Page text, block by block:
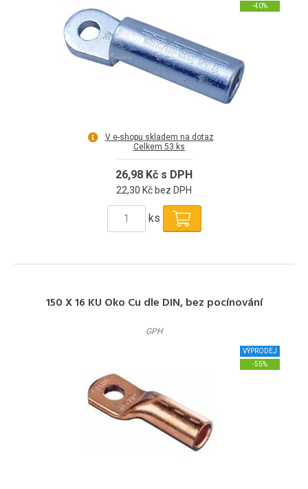
-40%
V e-shopu skladem na dotaz
Celkem 53 ks
26,98 Kč s DPH
22,30 Kč bez DPH
ks
150 X 16 KU Oko Cu dle DIN, bez pocínování
GPH
VÝPRODEJ
-55%